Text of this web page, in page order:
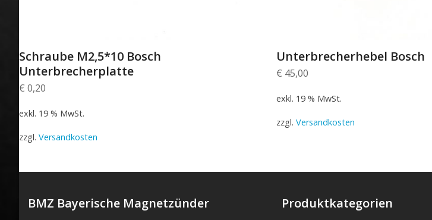
Schraube M2,5*10 Bosch
Unterbrecherplatte
€ 0,20
exkl. 19 % MwSt.
zzgl. Versandkosten
Unterbrecherhebel Bosch
€ 45,00
exkl. 19 % MwSt.
zzgl.Versandkosten
BMZ Bayerische Magnetzünder Produktkategorien